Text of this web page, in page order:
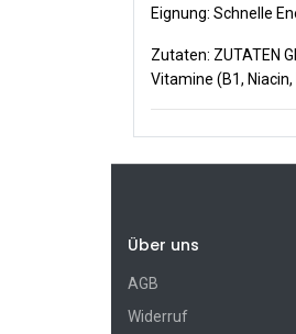
Eignung: Schnelle
Zutaten: ZUTATEN
Vitamine (B1,
Über uns
AGB
Widerruf